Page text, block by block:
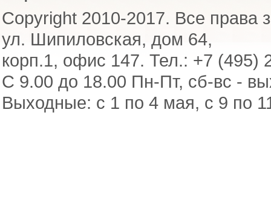
Copyright 2010-2017. Все права
ул. Шипиловская, дом 64,
корп.1, офис 147. Тел.: +7 (495)
С 9.00 до 18.00 Пн-Пт, сб-вс -
Выходные: с 1 по 4 мая, с 9 по